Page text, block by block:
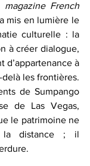
magazine French
mis en lumière le
culturelle : la
à créer dialogue,
d’appartenance à
les frontières.
de Sumpango
de Las Vegas,
le patrimoine ne
la distance ; il